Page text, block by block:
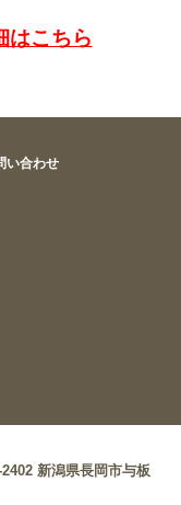
はこちら
い合わせ
新潟県長岡市与板